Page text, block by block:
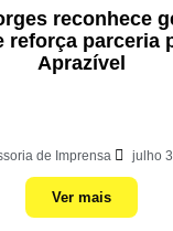
reconhece
reforça parceria
Aprazível
de Imprensa julho
Ver mais